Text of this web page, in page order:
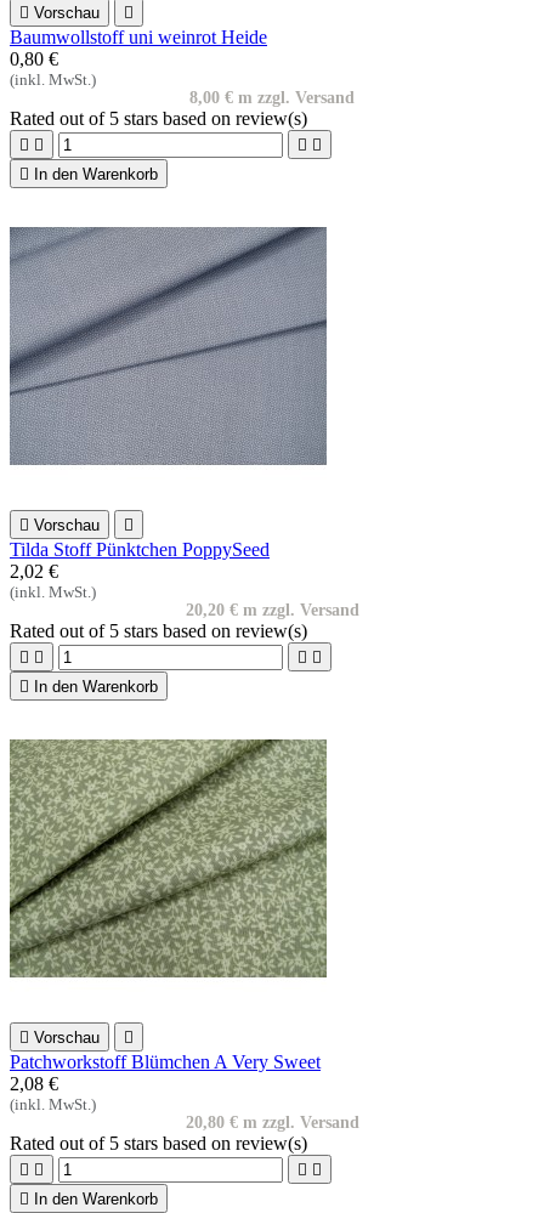
 Vorschau 
Baumwollstoff uni weinrot Heide
0,80 €
(inkl. MwSt.)
8,00 € m zzgl. Versand
Rated out of 5 stars based on review(s)
   

In den Warenkorb
 Vorschau 
Tilda Stoff Pünktchen PoppySeed
2,02 €
(inkl. MwSt.)
20,20 € m zzgl. Versand
Rated out of 5 stars based on review(s)
   

In den Warenkorb
 Vorschau 
Patchworkstoff Blümchen A Very Sweet
2,08 €
(inkl. MwSt.)
20,80 € m zzgl. Versand
Rated out of 5 stars based on review(s)
   

In den Warenkorb